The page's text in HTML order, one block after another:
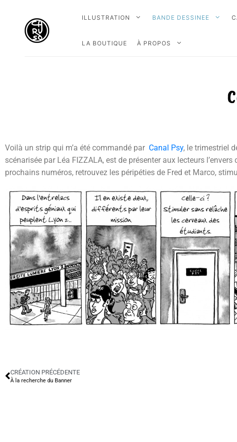
ILLUSTRATION BANDE DESSINEE
LA BOUTIQUE À PROPOS
Voilà un strip qui m’a été commandé par Canal Psy, le trimestriel
scénarisée par Léa FIZZALA, est de présenter aux lecteurs
prochains numéros, retrouvez les péripéties de Fred et Marco,
CRÉATION PRÉCÉDENTE
À la recherche du Banner